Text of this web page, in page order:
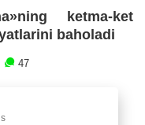
ketma-ket
baholadi
47